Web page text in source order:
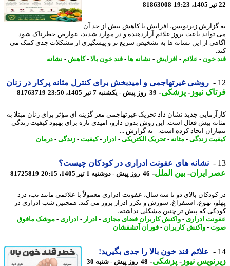
81863008
زیرنویس، افزایش یا کاهش بیش از حد آن
باعث بروز علائم آزاردهنده و در موارد شدید، عوارض خطرناک شود.
از این نشانه ها به تشخیص سریع تر و پیشگیری از مشکلات جدی کمک می
خون-علائم-افزایش -نشانه ها- قند خون بالا- کاهش-نشانه
روشی غیرتهاجمی و امیدبخش برای کنترل مثانه پرکار در زنان
نیوز-پزشکی-39 روز پیش - یکشنبه 7 تیر 1405، 23:50 81763719
جدید نشان داد تحریک غیرتهاجمی مغز گزینه ای مؤثر برای زنان مبتلا به
بیش فعال است. این روش بدون دارو، امیدی تازه برای بهبود کیفیت زندگی
ایجاد کرده است. - به گزارش ...
زندگی-مثانه-تحریک الکتریکی -ادرار - کیفیت-زندگی-درمان
نشانه های عفونت ادراری در کودکان چیست؟
ایران- بین الملل-46 روز پیش - دوشنبه 1 تیر 1405، 20:15 81725819
بالای دو تا سه سال، عفونت ادراری معمولاً با علائمی مانند تب، درد
تهوع، استفراغ، سوزش و تکرر ادرار بروز می کند. همچنین شب ادراری در
که پیش تر چنین مشکلی نداشته، ...
ادراری - واکنش کاربران فضای مجازی- ادرار - ادراری - موشک مافوق
-واکنش کاربران - فوران آتشفشان
علائم قند خون بالا را جدی بگیرید!
نیوز-پزشکی-
48 روز پیش - شنبه 30